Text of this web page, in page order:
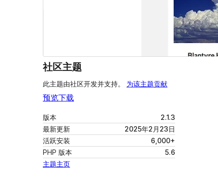
社区主题
此主题由社区开发并支持。 为该主题贡献
预览下载
版本
2.1.3
最新更新
2025年2月23日
活跃安装
6,000+
PHP 版本
5.6
主题主页